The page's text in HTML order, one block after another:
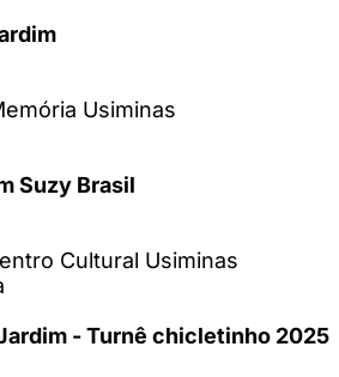
Usiminas
Suzy Brasil
Cultural Usiminas
- Turnê chicletinho 2025